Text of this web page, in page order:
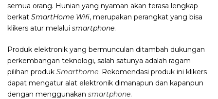
semua orang. Hunian yang nyaman akan terasa lengkap
berkat SmartHome Wifi, merupakan perangkat yang bisa
klikers atur melalui smartphone.
Produk elektronik yang bermunculan ditambah dukungan
perkembangan teknologi, salah satunya adalah ragam
pilihan produk Smarthome. Rekomendasi produk ini klikers
dapat mengatur alat elektronik dimanapun dan kapanpun
dengan menggunakan smartphone.